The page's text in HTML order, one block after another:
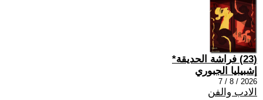
(23) فراشة الحديقة*
إشبيليا الجبوري
2026 / 8 / 7
الادب والفن